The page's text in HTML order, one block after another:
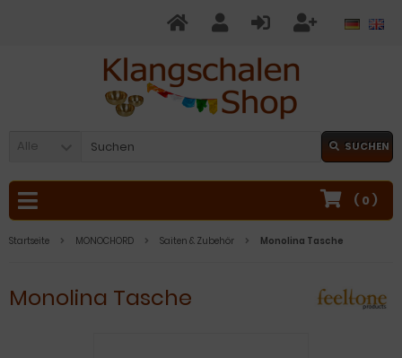
Alle SUCHEN
( 0 )
Startseite MONOCHORD Saiten & Zubehör Monolina Tasche
Monolina Tasche